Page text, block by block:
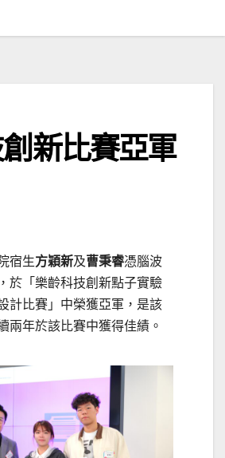
新比賽亞軍
宿生方穎新及曹秉睿憑腦波
於「樂齡科技創新點子實驗
計比賽」中榮獲亞軍，是該
兩年於該比賽中獲得佳績。